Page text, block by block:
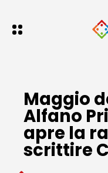
Maggio
Alfano
apre la
scrittire